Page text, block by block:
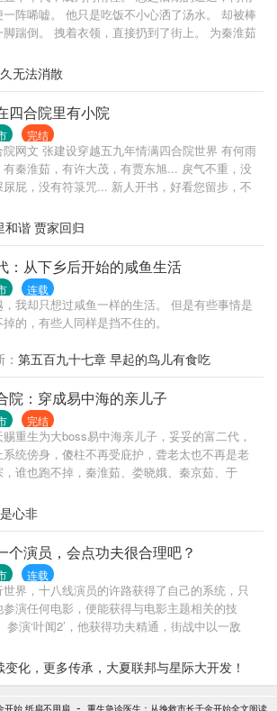
。
一阵唏嘘。 他只是吃饭不小心洒了汤水。 却被棒
脚踹倒。 拽着衣领，直接扔到了街上。 为秦淮茹
许这样的悲剧发生。 重活一世，他要逆天改
无法消散
四合院里有小院
完结
院网文 张建设穿越五九年情满四合院世界 有何雨
有秦淮茹，有许大茂，有贾东旭... 戾气不重，没
尿屁，没有符箓咒... 新人开书，好看您留步，不
和谐 贾家回归
：从下乡后开始的咸鱼生活
连载
，我却只想过咸鱼一样的生活。 但是有些事情是
的，有些人同样是挡不住的。
第五百九十七章 早起的鸟儿有食吃
院：穿成易中海的亲儿子
完结
赐重生为大boss易中海亲儿子，妥妥的富二代，
系统傍身，傻柱不再受庇护，聋老太也不再是老
，谁也跑不掉，秦淮茹、娄晓娥、秦京茹、于
心非
个演员，会点功夫很合理吧？
连载
世界，十八线演员的许路获得了自己的系统，只
参演任何电影，便能获得与电影主题相关的技
参演‘叶闻2’，他获得功夫精通，街战中以一敌
表示：我一个演员，会点功夫很合理吧！ 粉丝：
请去警局喝茶了，你觉得合理吗？ 参演鉴宝片，
化，更多传承，大夏联邦与星际大开发！
开始 纸扇不用扇 - 重生急诊医生：从挽救市长千金开始全文阅读